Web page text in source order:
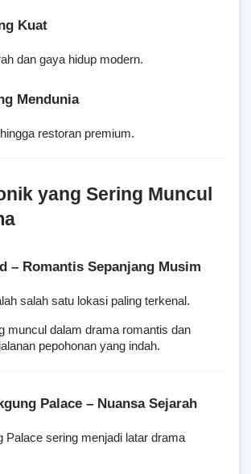
Kuat
dan gaya hidup modern.
Mendunia
restoran premium.
yang Sering Muncul
– Romantis Sepanjang Musim
salah satu lokasi paling terkenal.
muncul dalam drama romantis dan
pepohonan yang indah.
Palace – Nuansa Sejarah
Palace sering menjadi latar drama